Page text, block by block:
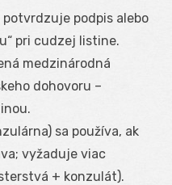
potvrdzuje podpis alebo
pri cudzej listine.
medzinárodná
dohovoru –
sa používa, ak
vyžaduje viac
+ konzulát).